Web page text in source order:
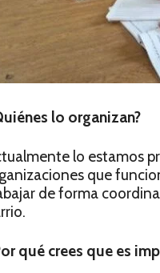
lo organizan?
lo estamos
que
de forma
qué crees que es